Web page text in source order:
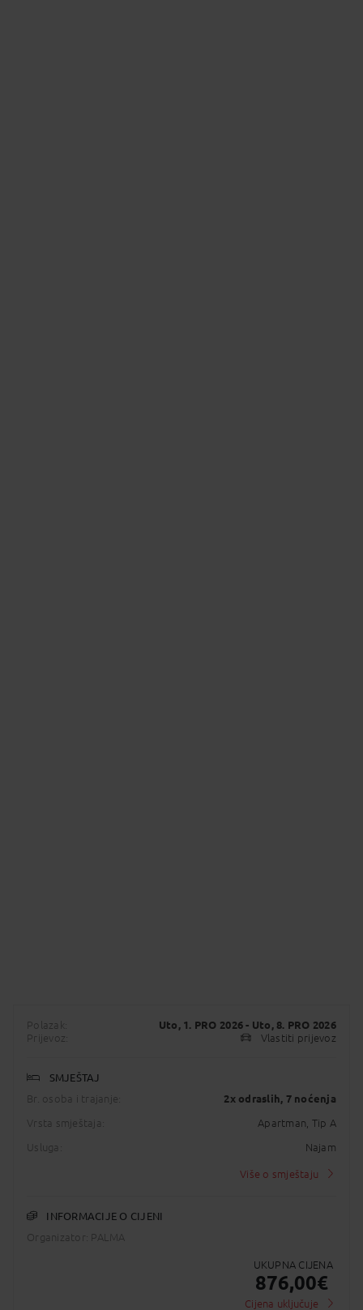
Polazak: Uto, 1. PRO 2026- Uto, 8. PRO 2026
Prijevoz:
Vlastiti prijevoz
SMJEŠTAJ
Br. osoba i trajanje:
2x odraslih , 7 noćenja
Vrsta smještaja: Apartman, Tip A
Usluga: Najam
Više o smještaju
INFORMACIJE O CIJENI
Organizator: PALMA
UKUPNA CIJENA
876,00€
Cijena uključuje